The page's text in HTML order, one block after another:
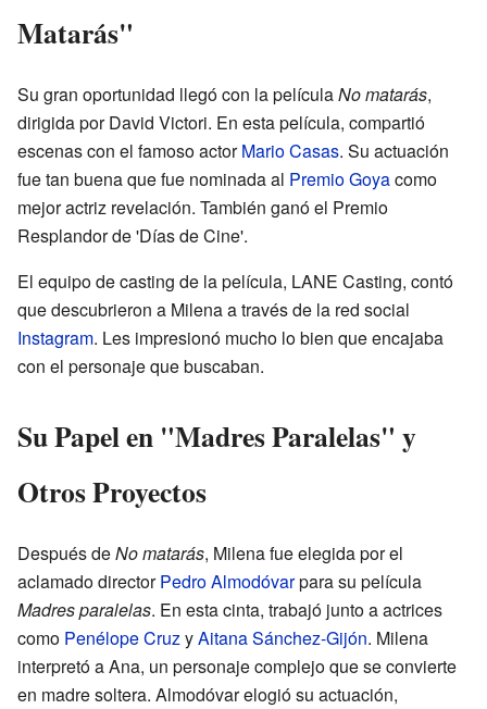
Matarás"
Su gran oportunidad llegó con la películaNo matarás,
dirigida por David Victori. En esta película, compartió
escenas con el famoso actorMario Casas. Su actuación
fue tan buena que fue nominada al Premio Goyacomo
mejor actriz revelación. También ganó el Premio
Resplandor de 'Días de Cine'.
El equipo de casting de la película, LANE Casting, contó
que descubrieron a Milena a través de la red social
Instagram. Les impresionó mucho lo bien que encajaba
con el personaje que buscaban.
Su Papel en "Madres Paralelas" y
Otros Proyectos
Después deNo matarás, Milena fue elegida por el
aclamado directorPedro Almodóvarpara su película
Madres paralelas. En esta cinta, trabajó junto a actrices
como Penélope CruzyAitana Sánchez-Gijón. Milena
interpretó a Ana, un personaje complejo que se convierte
en madre soltera. Almodóvar elogió su actuación,